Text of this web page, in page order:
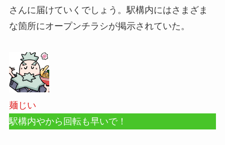
さんに届けていくでしょう。駅構内にはさまざま
な箇所にオープンチラシが掲示されていた。
麺じい
駅構内やから回転も早いで！